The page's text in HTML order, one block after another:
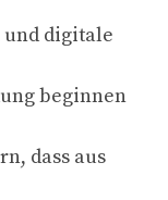
und digitale
beginnen
dass aus